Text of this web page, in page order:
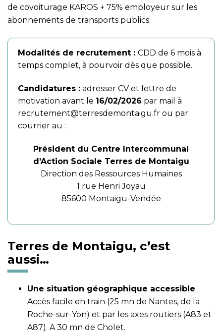
de covoiturage KAROS + 75% employeur sur les
abonnements de transports publics.
Modalités de recrutement : CDD de 6 mois à
temps complet, à pourvoir dès que possible.
Candidatures : adresser CV et lettre de
motivation avant le 16/02/2026 par mail à
recrutement@terresdemontaigu.fr ou par
courrier au :
Président du Centre Intercommunal
d’Action Sociale Terres de Montaigu
Direction des Ressources Humaines
1 rue Henri Joyau
85600 Montaigu-Vendée
Terres de Montaigu, c’est
aussi…
Une situation géographique accessible
Accès facile en train (25 mn de Nantes, de la
Roche-sur-Yon) et par les axes routiers (A83 et
A87). A 30 mn de Cholet.